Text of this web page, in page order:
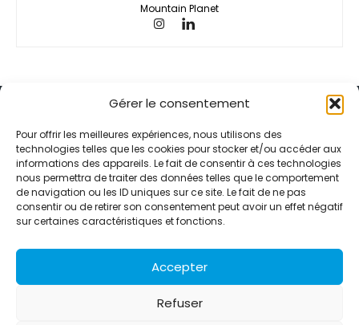
Gérer le consentement
Pour offrir les meilleures expériences, nous utilisons des
technologies telles que les cookies pour stocker et/ou accéder aux
informations des appareils. Le fait de consentir à ces technologies
nous permettra de traiter des données telles que le comportement
de navigation ou les ID uniques sur ce site. Le fait de ne pas
consentir ou de retirer son consentement peut avoir un effet négatif
sur certaines caractéristiques et fonctions.
Accepter
Refuser
Mountain Planet
Alternative Média est une agence de relations presse et de
relations publiques basée à Grenoble. Depuis 1995, elle conçoit et
pilote des stratégies de visibilité en France et à l’international
grâce à un réseau d’agences partenaires.